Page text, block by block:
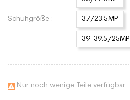
Schuhgröße : 37/23.5MP
39_39.5/25MP
 Nur noch wenige Teile verfügbar